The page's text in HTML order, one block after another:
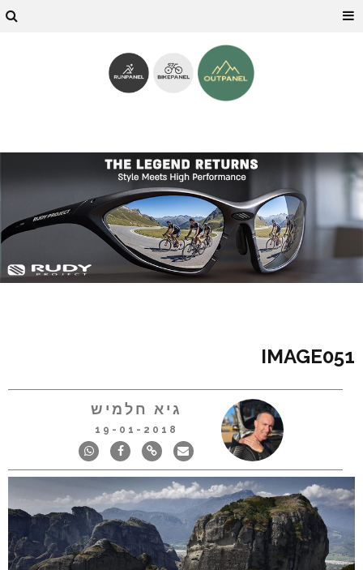
IMAGE051
גיא חלמיש
19-01-2018